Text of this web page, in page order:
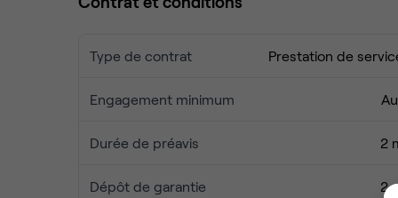
Type de contrat Prestation de
Engagement minimum
Durée de préavis 2
Dépôt de garantie 2